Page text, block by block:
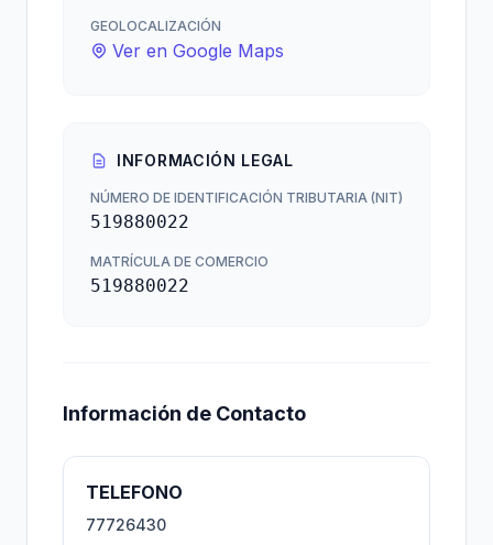
GEOLOCALIZACIÓN
Ver en Google Maps
INFORMACIÓN LEGAL
NÚMERO DE IDENTIFICACIÓN TRIBUTARIA (NIT)
519880022
MATRÍCULA DE COMERCIO
519880022
Información de Contacto
TELEFONO
77726430